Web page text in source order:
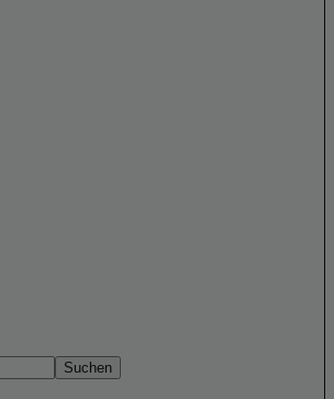
Suchen